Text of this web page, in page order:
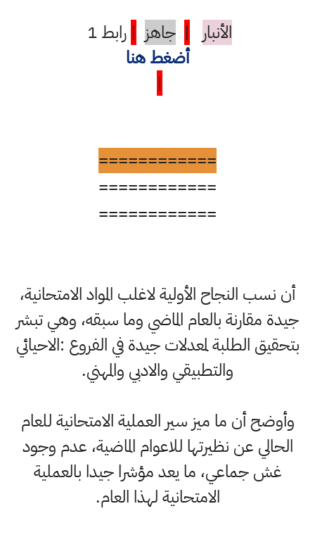
الأنبار | جاهز | رابط 1
أضغط هنا
|
============
============
============
أن نسب النجاح الأولية لاغلب المواد الامتحانية،
جيدة مقارنة بالعام الماضي وما سبقه، وهي تبشر
بتحقيق الطلبة لمعدلات جيدة في الفروع :الاحيائي
والتطبيقي والادبي والمهني.
وأوضح أن ما ميز سير العملية الامتحانية للعام
الحالي عن نظيرتها للاعوام الماضية، عدم وجود
غش جماعي، ما يعد مؤشرا جيدا بالعملية
الامتحانية لهذا العام.